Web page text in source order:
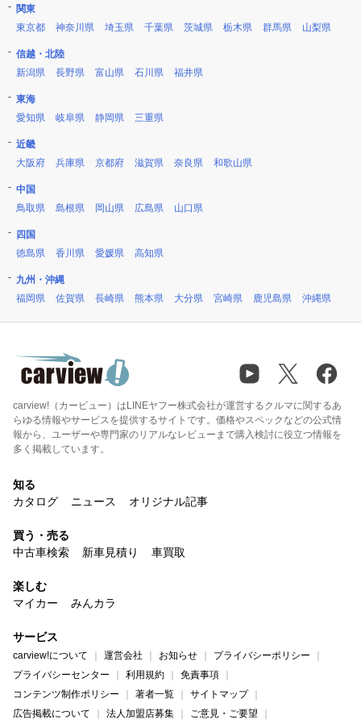
関東
東京都
神奈川県 埼玉県 千葉県 茨城県 栃木県 群馬県 山梨県
信越・北陸
新潟県
長野県 富山県 石川県 福井県
東海
愛知県
岐阜県 静岡県 三重県
近畿
大阪府
兵庫県 京都府 滋賀県 奈良県 和歌山県
中国
鳥取県
島根県 岡山県 広島県 山口県
四国
徳島県
香川県 愛媛県 高知県
九州・沖縄
福岡県
佐賀県 長崎県 熊本県 大分県 宮崎県 鹿児島県 沖縄県
carview!（カービュー）はLINEヤフー株式会社が運営するクルマに関するあ
らゆる情報やサービスを提供するサイトです。価格やスペックなどの公式情
報から、ユーザーや専門家のリアルなレビューまで購入検討に役立つ情報を
多く掲載しています。
知る
カタログ
ニュース オリジナル記事
買う・売る
中古車検索
新車見積り 車買取
楽しむ
マイカー
みんカラ
サービス
carview!について 運営会社 お知らせ
プライバシーポリシー
プライバシーセンター
利用規約
免責事項
コンテンツ制作ポリシー
著者一覧
サイトマップ
広告掲載について
法人加盟店募集
ご意見・ご要望